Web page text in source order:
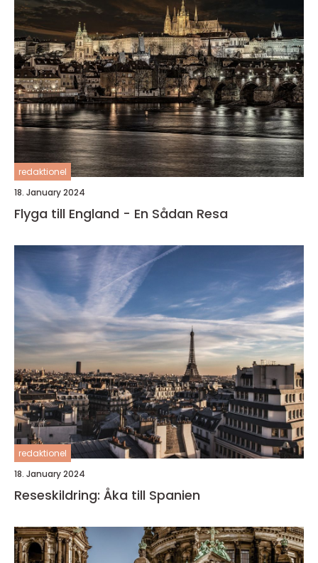
redaktionel
18. January 2024
Flyga till England - En Sådan Resa
redaktionel
18. January 2024
Reseskildring: Åka till Spanien